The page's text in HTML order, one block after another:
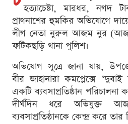
হত্যাচেষ্টা, মারধর, নগদ
প্রাণনাশের হুমকির অভিযোগে
লীগ নেতা নুরুল আজম নুর (আজম
ফটিকছড়ি থানা পুলিশ।
অভিযোগ সূত্রে জানা যায়,
বীর জাহানারা কমপ্লেক্সে ‘দুবাই
একটি ব্যবসাপ্রতিষ্ঠান
দীর্ঘদিন ধরে অভিযুক্ত
ব্যবসাপ্রতিষ্ঠানকে কেন্দ্র করে